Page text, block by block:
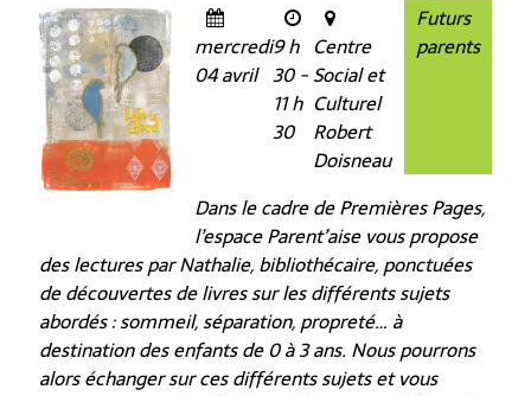
mercredi
04 avril
9 h
30 -
11 h
30
Centre
Social et
Culturel
Robert
Doisneau
Futurs
parents
Dans le cadre de Premières Pages,
l’espace Parent’aise vous propose
des lectures par Nathalie, bibliothécaire, ponctuées
de découvertes de livres sur les différents sujets
abordés : sommeil, séparation, propreté… à
destination des enfants de 0 à 3 ans. Nous pourrons
alors échanger sur ces différents sujets et vous